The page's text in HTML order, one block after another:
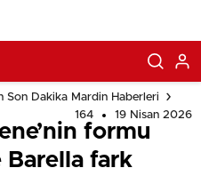
Son Dakika Mardin Haberleri
164
19 Nisan 2026
formu
Barella fark